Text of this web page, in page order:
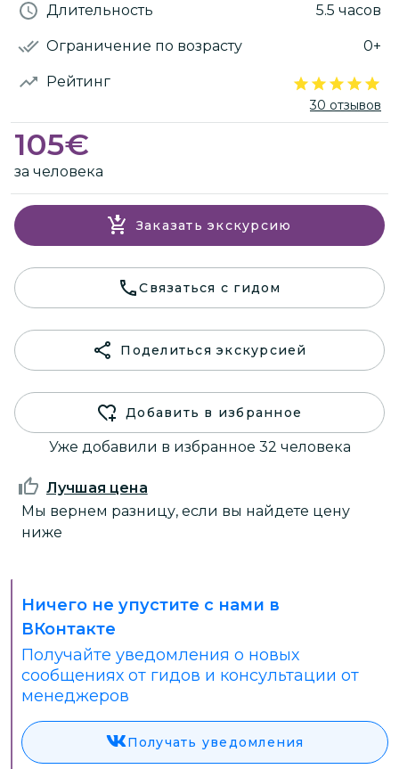
Длительность 5.5 часов
Ограничение по возрасту 0+
Рейтинг
30 отзывов
105€
за человека
Заказать экскурсию
Связаться с гидом
Поделиться экскурсией
Добавить в избранное
Уже добавили в избранное 32 человека
Лучшая цена
Мы вернем разницу, если вы найдете цену
ниже
Ничего не упустите с нами в
ВКонтакте
Получайте уведомления о новых
сообщениях от гидов и консультации от
менеджеров
Получать уведомления